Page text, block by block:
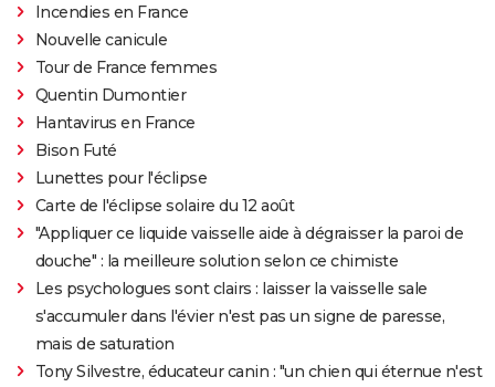
Incendies en France
Nouvelle canicule
Tour de France femmes
Quentin Dumontier
Hantavirus en France
Bison Futé
Lunettes pour l'éclipse
Carte de l'éclipse solaire du 12 août
"Appliquer ce liquide vaisselle aide à dégraisser la paroi de
douche" : la meilleure solution selon ce chimiste
Les psychologues sont clairs : laisser la vaisselle sale
s'accumuler dans l'évier n'est pas un signe de paresse,
mais de saturation
Tony Silvestre, éducateur canin : "un chien qui éternue n'est